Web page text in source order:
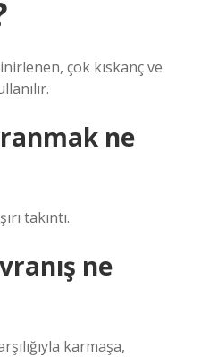
çok kıskanç ve
ne
takıntı.
ne
karmaşa,